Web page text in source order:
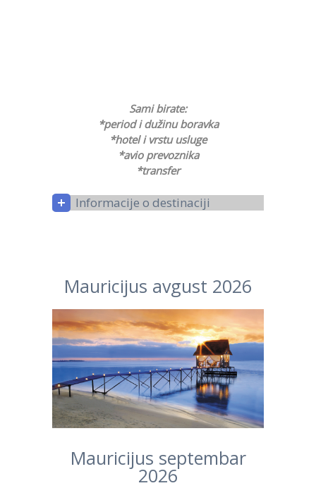
Sami birate:
*period i dužinu boravka
*hotel i vrstu usluge
*avio prevoznika
*transfer
Informacije o destinaciji
Mauricijus avgust 2026
Mauricijus septembar
2026